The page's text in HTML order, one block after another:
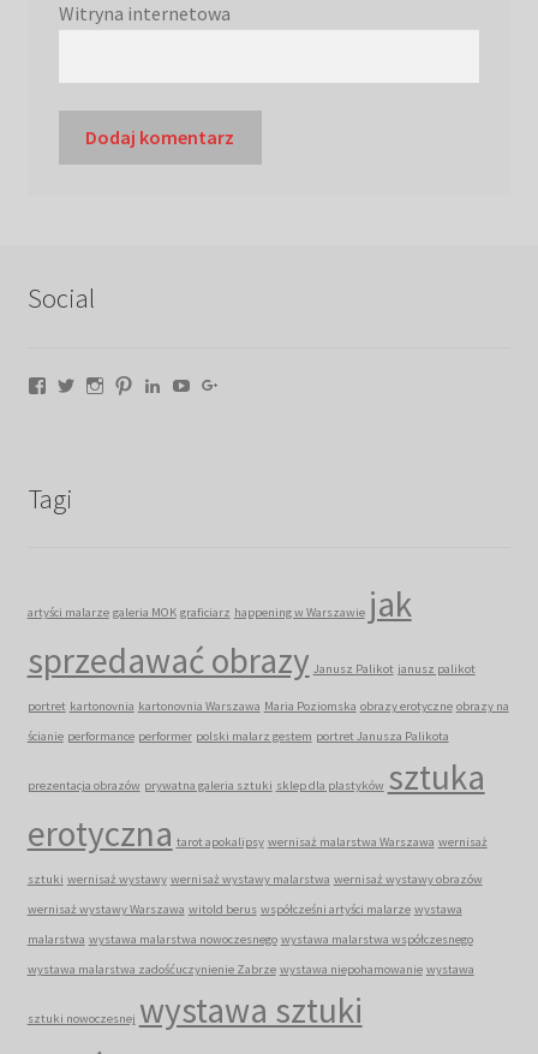
Witryna internetowa
Social
Facebook
TwitterInstagram
PinterestLinkedIn
YouTube
Tagi
artyści malarze galeria MOK graficiarz happening w Warszawie jak
sprzedawać obrazy Janusz Palikot janusz palikot
portret kartonovnia kartonovnia Warszawa Maria Poziomska obrazy erotyczne obrazy na
ścianie performance performer polski malarz gestem portret Janusza Palikota
prezentacja obrazów prywatna galeria sztuki sklep dla plastyków sztuka
erotyczna tarot apokalipsy wernisaż malarstwa Warszawa wernisaż
sztuki wernisaż wystawy wernisaż wystawy malarstwa wernisaż wystawy obrazów
wernisaż wystawy Warszawa witold berus współcześni artyści malarze wystawa
malarstwa wystawa malarstwa nowoczesnego wystawa malarstwa współczesnego
wystawa malarstwa zadośćuczynienie Zabrze wystawa niepohamowanie wystawa
sztuki nowoczesnej wystawa sztuki